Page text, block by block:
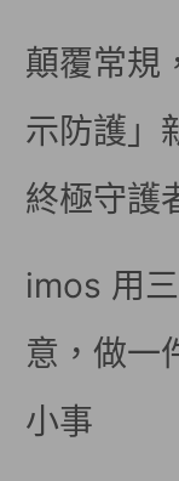
顛覆常規
示防護」
終極守護
imos 用
意，做一
小事